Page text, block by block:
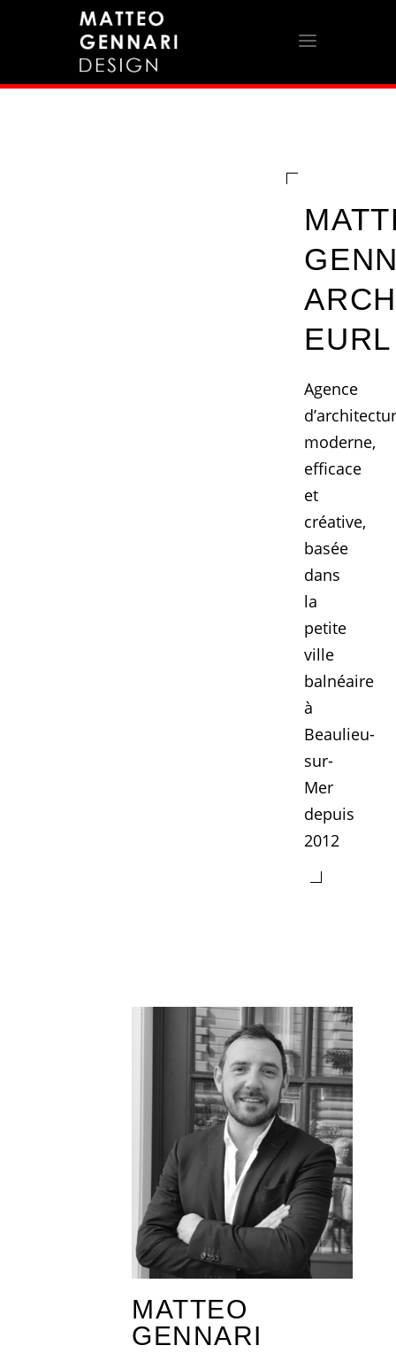
EURL
Agence
moderne,
efficace
et
créative,
basée
dans
la
petite
ville
balnéaire
à
Beaulieu-
sur-
Mer
depuis
2012
MATTEO
GENNARI